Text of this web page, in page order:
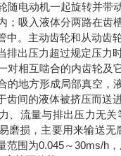
随电动机一起旋转并带
；吸入液体分两路在
中。主动齿轮和从动齿
排出压力超过规定压力
对相互啮合的内齿轮及
的地方形成局部真空，
齿间的液体被挤压而送
、流量与排出压力无
磨损，主要用来输送
范围为0.045～30ms/h